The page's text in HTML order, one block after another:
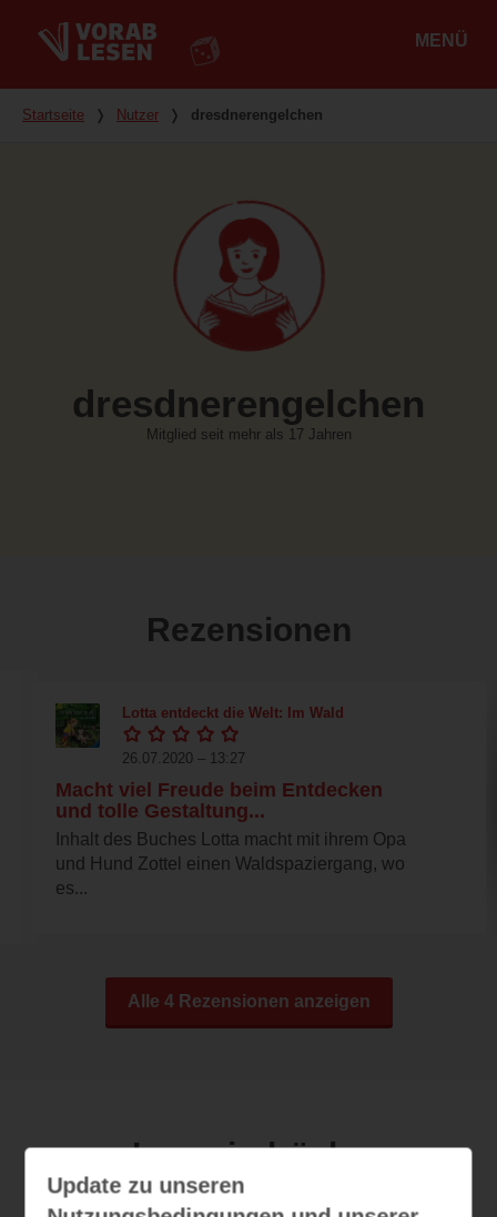
MENÜ
Du bist hier
Startseite ❭ Nutzer ❭ dresdnerengelchen
dresdnerengelchen
Mitglied seit mehr als 17 Jahren
Rezensionen
Lotta entdeckt die Welt: Im Wald
26.07.2020 – 13:27
Macht viel Freude beim Entdecken
und tolle Gestaltung...
Inhalt des Buches Lotta macht mit ihrem Opa
und Hund Zottel einen Waldspaziergang, wo
es...
Alle 4 Rezensionen anzeigen
Leseeindrücke
Update zu unseren